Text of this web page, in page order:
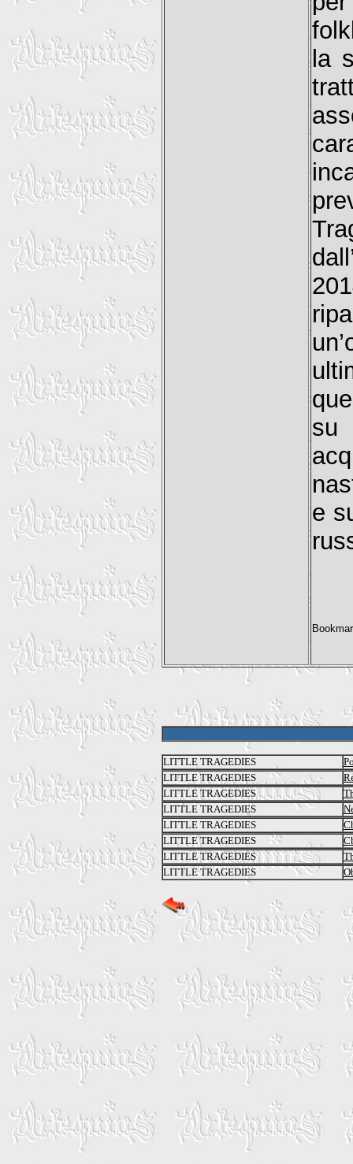
la
su
e
LITTLE TRAGEDIES
LITTLE TRAGEDIES
LITTLE TRAGEDIES
LITTLE TRAGEDIES
LITTLE TRAGEDIES
LITTLE TRAGEDIES
LITTLE TRAGEDIES
LITTLE TRAGEDIES